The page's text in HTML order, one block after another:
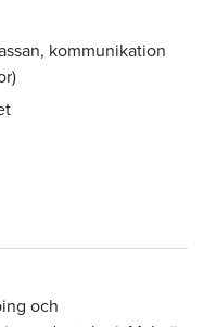
kommunikation
och